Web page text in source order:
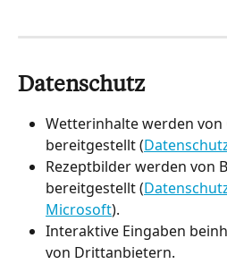
Datenschutz
Wetterinhalte werden von
bereitgestellt (
Rezeptbilder werden von
bereitgestellt (
Microsoft).
Interaktive Eingaben
von Drittanbietern.